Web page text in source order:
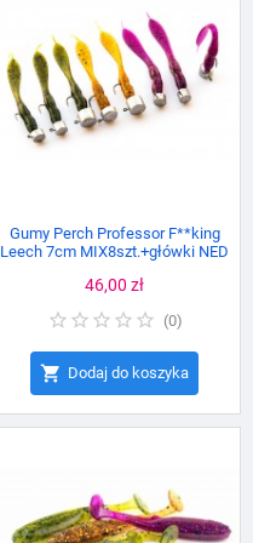
Gumy Perch Professor F**king
Leech 7cm MIX8szt.+główki NED
Cena
46,00 zł
(0)
 Dodaj do koszyka